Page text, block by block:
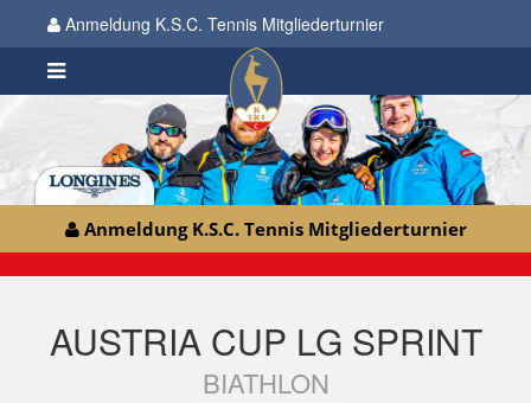
Anmeldung K.S.C. Tennis Mitgliederturnier
Anmeldung K.S.C. Tennis Mitgliederturnier
AUSTRIA CUP LG SPRINT
BIATHLON